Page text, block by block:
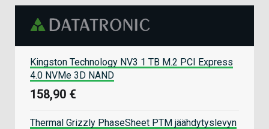
Kingston Technology NV3 1 TB M.2 PCI Express
4.0 NVMe 3D NAND
158,90 €
Thermal Grizzly PhaseSheet PTM jäähdytyslevyn